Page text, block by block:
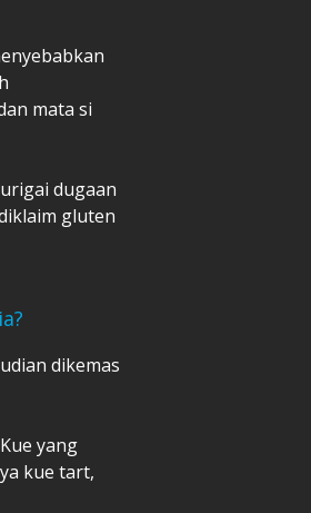
mata si
dugaan
gluten
dikemas
yang
kue tart,